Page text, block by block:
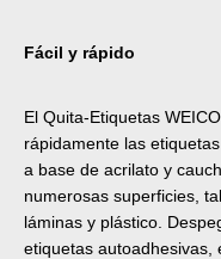
Fácil y rápido
El Quita-Etiquetas
rápidamente las
a base de acrilato y
numerosas superficies,
láminas y plástico.
etiquetas autoadhesivas,